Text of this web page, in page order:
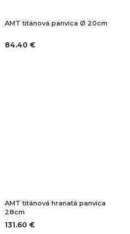
AMT titánová panvica Ø 20cm
84.40 €
AMT titánová hranatá panvica
28cm
131.60 €